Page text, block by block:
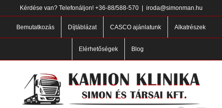
to
content
Kérdése van? Telefonáljon! +36-88/588-570 iroda@simonman.hu
Bemutatkozás Díjtáblázat CASCO ajánlatunk Alkatrészek
Elérhetőségek Blog